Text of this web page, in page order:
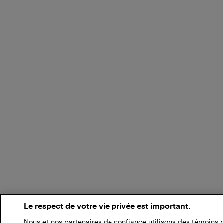
Le respect de votre vie privée est important.
Nous et nos partenaires de confiance utilisons des